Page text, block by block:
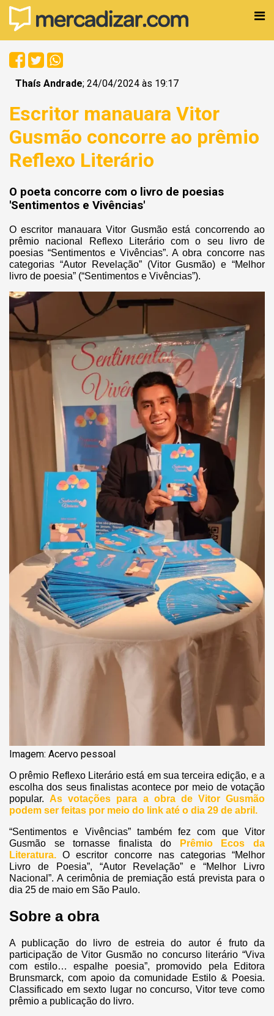
Thaís Andrade; 24/04/2024 às 19:17
Escritor manauara Vitor
Gusmão concorre ao prêmio
Reflexo Literário
O poeta concorre com o livro de poesias
'Sentimentos e Vivências'
O escritor manauara Vitor Gusmão está concorrendo ao
prêmio nacional Reflexo Literário com o seu livro de
poesias “Sentimentos e Vivências”. A obra concorre nas
categorias “Autor Revelação” (Vitor Gusmão) e “Melhor
livro de poesia” (“Sentimentos e Vivências”).
Imagem: Acervo pessoal
O prêmio Reflexo Literário está em sua terceira edição, e a
escolha dos seus finalistas acontece por meio de votação
popular.As votações para a obra de Vitor Gusmão
podem ser feitas por meio do link até o dia 29 de abril.
“Sentimentos e Vivências” também fez com que Vitor
Gusmão se tornasse finalista do
Prêmio Ecos da
Literatura. O escritor concorre nas categorias “Melhor
Livro de Poesia”, “Autor Revelação” e “Melhor Livro
Nacional”. A cerimônia de premiação está prevista para o
dia 25 de maio em São Paulo.
Sobre a obra
A publicação do livro de estreia do autor é fruto da
participação de Vitor Gusmão no concurso literário “Viva
com estilo… espalhe poesia”, promovido pela Editora
Brunsmarck, com apoio da comunidade Estilo & Poesia.
Classificado em sexto lugar no concurso, Vitor teve como
prêmio a publicação do livro.